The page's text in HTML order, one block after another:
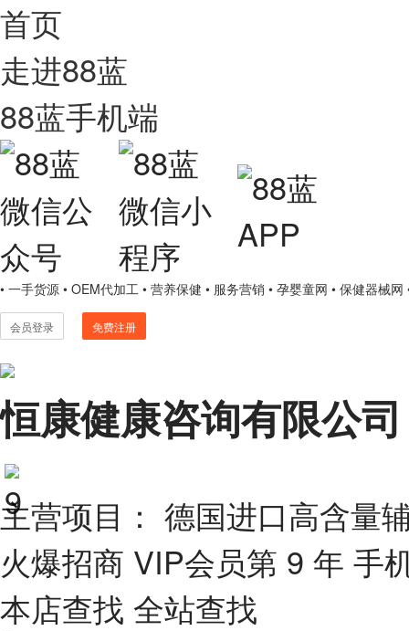
首页
走进88蓝
88蓝手机端
• 一手货源 • OEM代加工 • 营养保健 • 服务营销 • 孕婴童网 • 保健器械网
会员登录 免费注册
恒康健康咨询有限公司
主营项目： 德国进口高含量
火爆招商 VIP会员第 9 年 手
本店查找 全站查找